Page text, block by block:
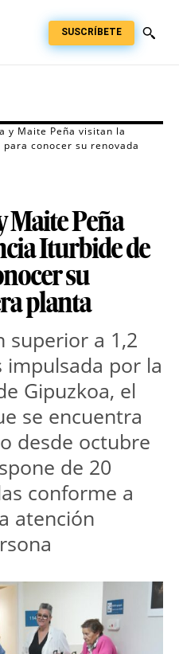
SUSCRÍBETE
y Maite Peña visitan la
conocer su renovada
Maite Peña
Iturbide de
su
planta
superior a 1,2
impulsada por la
Gipuzkoa, el
se encuentra
desde octubre
de 20
conforme a
atención